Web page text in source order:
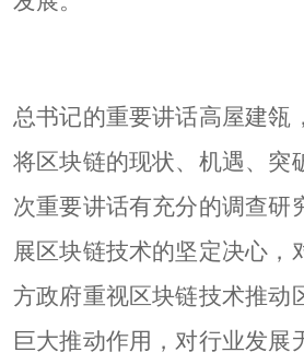
总书记的重要讲话高屋建瓴
将区块链的现状、机遇、突
次重要讲话有充分的调查研
展区块链技术的坚定决心，
方政府重视区块链技术推动
巨大推动作用，对行业发展